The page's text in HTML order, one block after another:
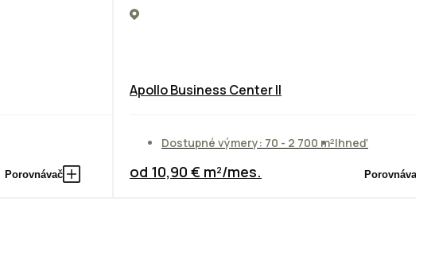
Porovnávač
Apollo Business Center II
Dostupné výmery: 70 - 2 700 m²Ihneď
od 10,90 € m²/mes. Porovnávač